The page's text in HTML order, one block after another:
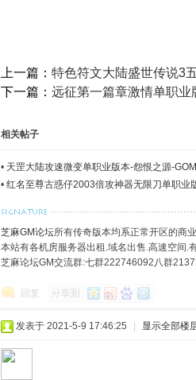
上一篇： 特色符文大陆盛世传说3
下一篇： 远征第一篇章激情单职
相关帖子
• 天罡大陆攻速微变单职业版本-怨恨之源-
• 红名至尊古惑仔2003倍攻神器无限刀单职业
芝麻GM论坛所有传奇版本均系正常开区的商
本站有各机房服务器出租.域名出售.高速空间.
芝麻论坛GM交流群:七群222746092八群
回复
发表于 2021-5-9 17:46:25 显示全部楼